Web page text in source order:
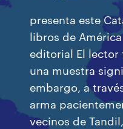
presenta este
libros de
editorial El lector
una muestra
embargo, a
arma
vecinos de